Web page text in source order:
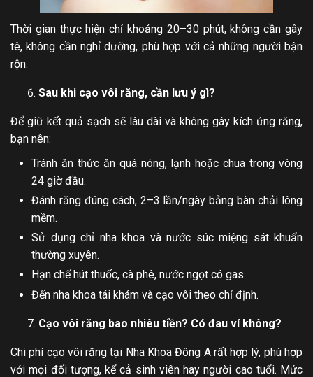
Thời gian thực hiện chỉ khoảng 20–30 phút, không cần gây
tê, không cần nghỉ dưỡng, phù hợp với cả những người bận
rộn.
Sau khi cạo vôi răng, cần lưu ý gì?
Để giữ kết quả sạch sẽ lâu dài và không gây kích ứng răng,
bạn nên:
Tránh ăn thức ăn quá nóng, lạnh hoặc chua trong vòng
24 giờ đầu.
Đánh răng đúng cách, 2–3 lần/ngày bằng bàn chải lông
mềm.
Sử dụng chỉ nha khoa và nước súc miệng sát khuẩn
thường xuyên.
Hạn chế hút thuốc, cà phê, nước ngọt có gas.
Đến nha khoa tái khám và cạo vôi theo chỉ định.
Cạo vôi răng bao nhiêu tiền? Có đau ví không?
Chi phí cạo vôi răng tại Nha Khoa Đông A rất hợp lý, phù hợp
với mọi đối tượng, kể cả sinh viên hay người cao tuổi. Mức